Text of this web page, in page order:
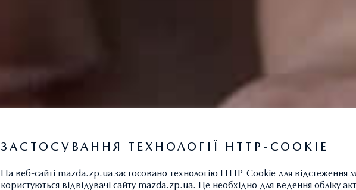
ЗАСТОСУВАННЯ ТЕХНОЛОГІЇ HTTP-COOKIE
На веб-сайті mazda.zp.ua застосовано технологію HTTP-Cookie для відстеження
користуються відвідувачі сайту mazda.zp.ua. Це необхідно для ведення обліку